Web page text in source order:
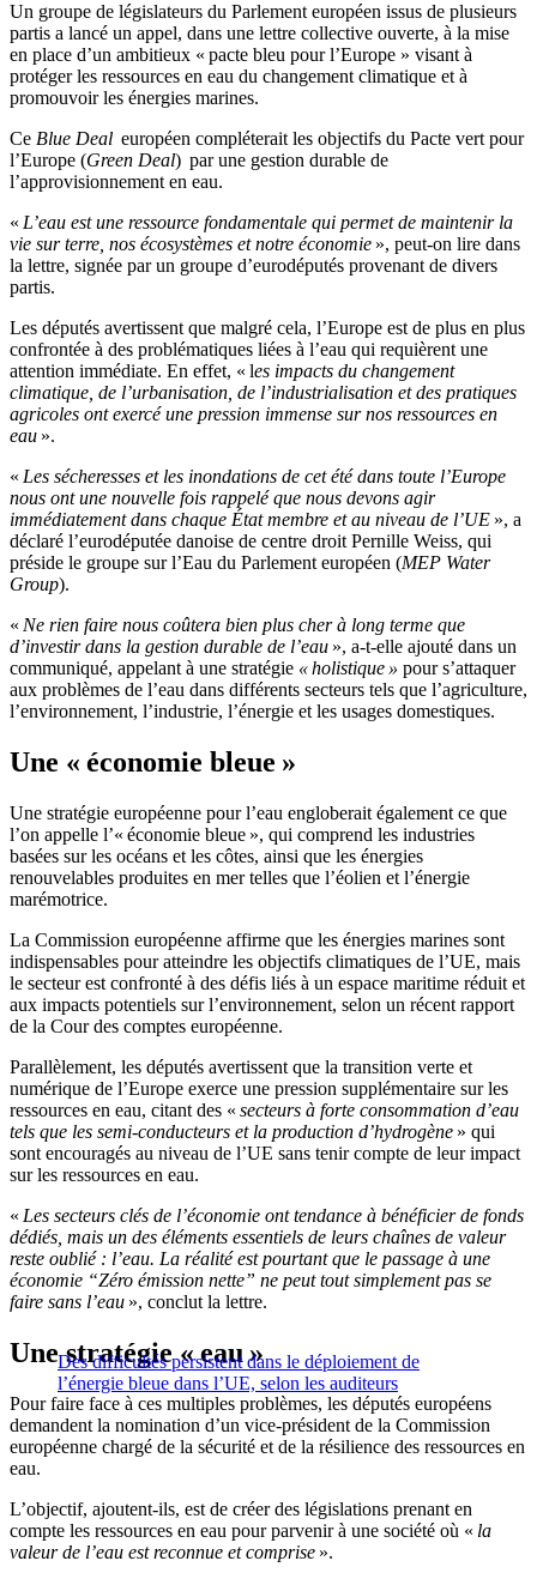
Un groupe de législateurs du Parlement européen issus de plusieurs
partis a lancé un appel, dans une lettre collective ouverte, à la mise
en place d’un ambitieux « pacte bleu pour l’Europe » visant à
protéger les ressources en eau du changement climatique et à
promouvoir les énergies marines.
Ce Blue Deal européen compléterait les objectifs du Pacte vert pour
l’Europe (Green Deal) par une gestion durable de
l’approvisionnement en eau.
« L’eau est une ressource fondamentale qui permet de maintenir la
vie sur terre, nos écosystèmes et notre économie », peut-on lire dans
la lettre, signée par un groupe d’eurodéputés provenant de divers
partis.
Les députés avertissent que malgré cela, l’Europe est de plus en plus
confrontée à des problématiques liées à l’eau qui requièrent une
attention immédiate. En effet, « les impacts du changement
climatique, de l’urbanisation, de l’industrialisation et des pratiques
agricoles ont exercé une pression immense sur nos ressources en
eau ».
« Les sécheresses et les inondations de cet été dans toute l’Europe
nous ont une nouvelle fois rappelé que nous devons agir
immédiatement dans chaque État membre et au niveau de l’UE », a
déclaré l’eurodéputée danoise de centre droit Pernille Weiss, qui
préside le groupe sur l’Eau du Parlement européen (MEP Water
Group).
« Ne rien faire nous coûtera bien plus cher à long terme que
d’investir dans la gestion durable de l’eau », a-t-elle ajouté dans un
communiqué, appelant à une stratégie « holistique » pour s’attaquer
aux problèmes de l’eau dans différents secteurs tels que l’agriculture,
l’environnement, l’industrie, l’énergie et les usages domestiques.
Une « économie bleue »
Une stratégie européenne pour l’eau engloberait également ce que
l’on appelle l’« économie bleue », qui comprend les industries
basées sur les océans et les côtes, ainsi que les énergies
renouvelables produites en mer telles que l’éolien et l’énergie
marémotrice.
La Commission européenne affirme que les énergies marines sont
indispensables pour atteindre les objectifs climatiques de l’UE, mais
le secteur est confronté à des défis liés à un espace maritime réduit et
aux impacts potentiels sur l’environnement, selon un récent rapport
de la Cour des comptes européenne.
Parallèlement, les députés avertissent que la transition verte et
numérique de l’Europe exerce une pression supplémentaire sur les
ressources en eau, citant des « secteurs à forte consommation d’eau
tels que les semi-conducteurs et la production d’hydrogène » qui
sont encouragés au niveau de l’UE sans tenir compte de leur impact
sur les ressources en eau.
« Les secteurs clés de l’économie ont tendance à bénéficier de fonds
dédiés, mais un des éléments essentiels de leurs chaînes de valeur
reste oublié : l’eau. La réalité est pourtant que le passage à une
économie “Zéro émission nette” ne peut tout simplement pas se
faire sans l’eau », conclut la lettre.
Des difficultés persistent dans le déploiement de
l’énergie bleue dans l’UE, selon les auditeurs
Une stratégie « eau »
Pour faire face à ces multiples problèmes, les députés européens
demandent la nomination d’un vice-président de la Commission
européenne chargé de la sécurité et de la résilience des ressources en
eau.
L’objectif, ajoutent-ils, est de créer des législations prenant en
compte les ressources en eau pour parvenir à une société où « la
valeur de l’eau est reconnue et comprise ».